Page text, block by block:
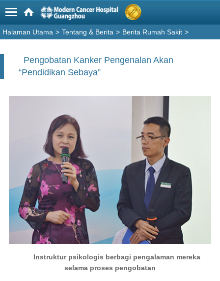
Halaman Utama > Tentang & Berita > Berita Rumah Sakit >
Pengobatan Kanker Pengenalan Akan
“Pendidikan Sebaya”
Instruktur psikologis berbagi pengalaman mereka
selama proses pengobatan